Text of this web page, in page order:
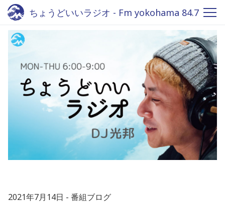
ちょうどいいラジオ - Fm yokohama 84.7
2021年7月14日 番組ブログ